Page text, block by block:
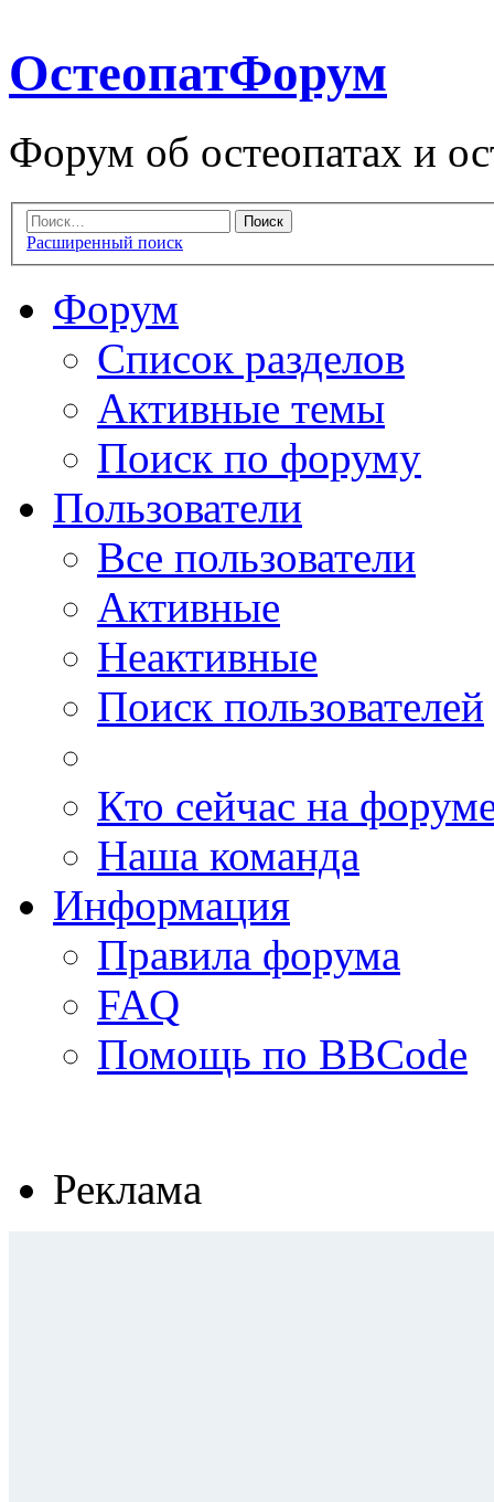
ОстеопатФорум
Форум об остеопатах и
Расширенный поиск
Форум
Список разделов
Активные темы
Поиск по форуму
Пользователи
Все пользователи
Активные
Неактивные
Поиск пользователей
Кто сейчас на
Наша команда
Информация
Правила форума
FAQ
Помощь по BBCode
Реклама